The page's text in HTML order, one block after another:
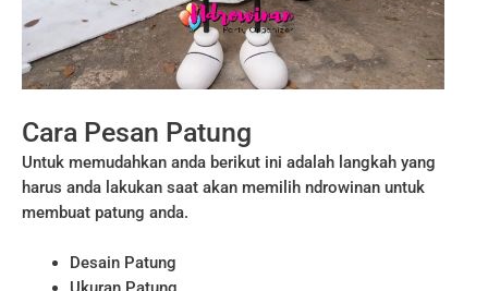
Cara Pesan Patung
Untuk memudahkan anda berikut ini adalah langkah yang
harus anda lakukan saat akan memilih ndrowinan untuk
membuat patung anda.
Desain Patung